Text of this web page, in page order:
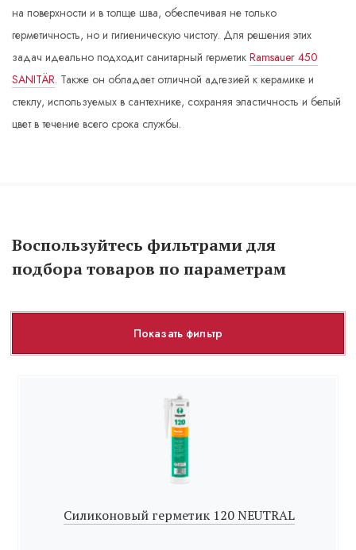
на поверхности и в толще шва, обеспечивая не только
герметичность, но и гигиеническую чистоту. Для решения этих
задач идеально подходит санитарный герметик Ramsauer 450
SANITÄR. Также он обладает отличной адгезией к керамике и
стеклу, используемых в сантехнике, сохраняя эластичность и белый
цвет в течение всего срока службы.
Воспользуйтесь фильтрами для
подбора товаров по параметрам
Показать фильтр
Силиконовый герметик 120 NEUTRAL